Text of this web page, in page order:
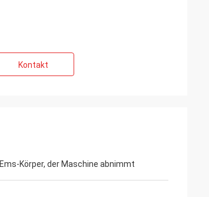
Kontakt
Ems-Körper, der Maschine abnimmt